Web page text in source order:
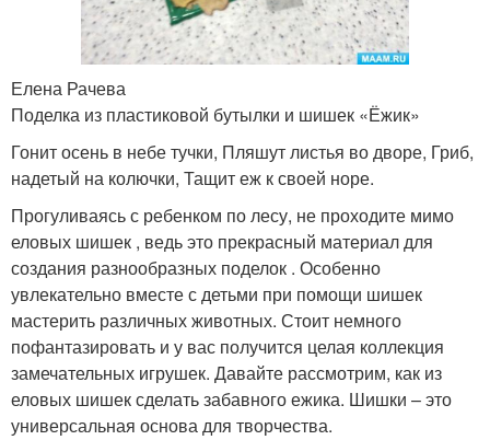
Елена Рачева
Поделка из пластиковой бутылки и шишек «Ёжик»
Гонит осень в небе тучки, Пляшут листья во дворе, Гриб,
надетый на колючки, Тащит еж к своей норе.
Прогуливаясь с ребенком по лесу, не проходите мимо
еловых шишек , ведь это прекрасный материал для
создания разнообразных поделок . Особенно
увлекательно вместе с детьми при помощи шишек
мастерить различных животных. Стоит немного
пофантазировать и у вас получится целая коллекция
замечательных игрушек. Давайте рассмотрим, как из
еловых шишек сделать забавного ежика. Шишки – это
универсальная основа для творчества.